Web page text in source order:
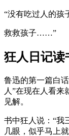
“没有吃过人的孩
救救孩子……”
狂人日记读
鲁迅的第一篇白
人”在现在人看来
见解。
书中狂人说：“我
几眼，似乎马上